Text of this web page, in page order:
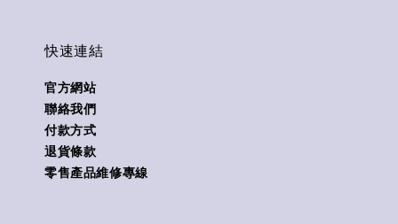
快速連結
官方網站
聯絡我們
付款方式
退貨條款
零售產品維修專線